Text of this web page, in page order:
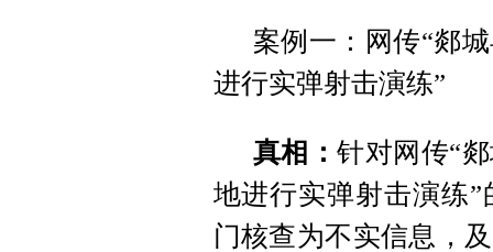
案例一：网传“郯
进行实弹射击演练”
真相：针对网传“
地进行实弹射击演练
门核查为不实信息，